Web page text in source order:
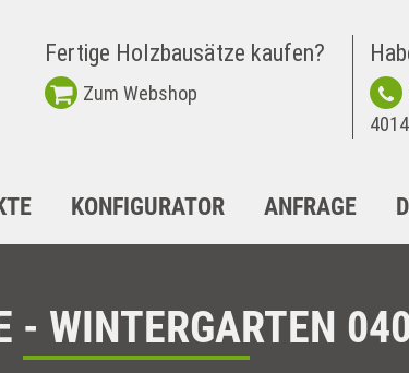
Fertige Holzbausätze kaufen?
Zum Webshop
KONFIGURATOR ANFRAGE
- WINTERGARTEN